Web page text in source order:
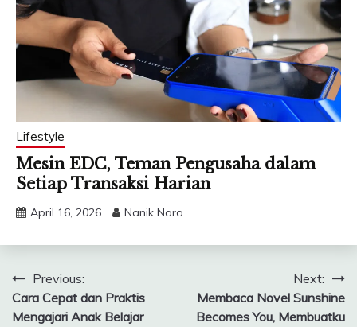
Lifestyle
Mesin EDC, Teman Pengusaha dalam
Setiap Transaksi Harian
April 16, 2026 Nanik Nara
Post
navigation
Previous:
Cara Cepat dan Praktis
Mengajari Anak Belajar
Next:
Membaca Novel Sunshine
Becomes You, Membuatku